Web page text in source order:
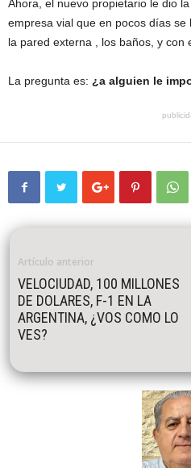
Ahora, el nuevo propietario le dio la
empresa vial que en pocos días se
la pared externa , los baños, y con
La pregunta es: ¿a alguien le
Artículo anterior
VELOCIUDAD, 100 MILLONES
DE DOLARES, F-1 EN LA
ARGENTINA, ¿VOS COMO LO
VES?